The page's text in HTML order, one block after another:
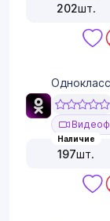
202шт.
Наличие
197шт.